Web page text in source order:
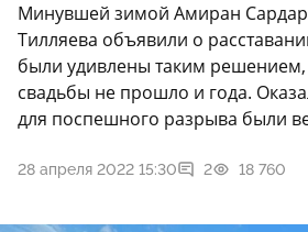
Минувшей зимой Амиран
Тилляева объявили о
были удивлены таким решением,
свадьбы не прошло и года.
для поспешного разрыва были
28 апреля 2022 15:30 2 18 760